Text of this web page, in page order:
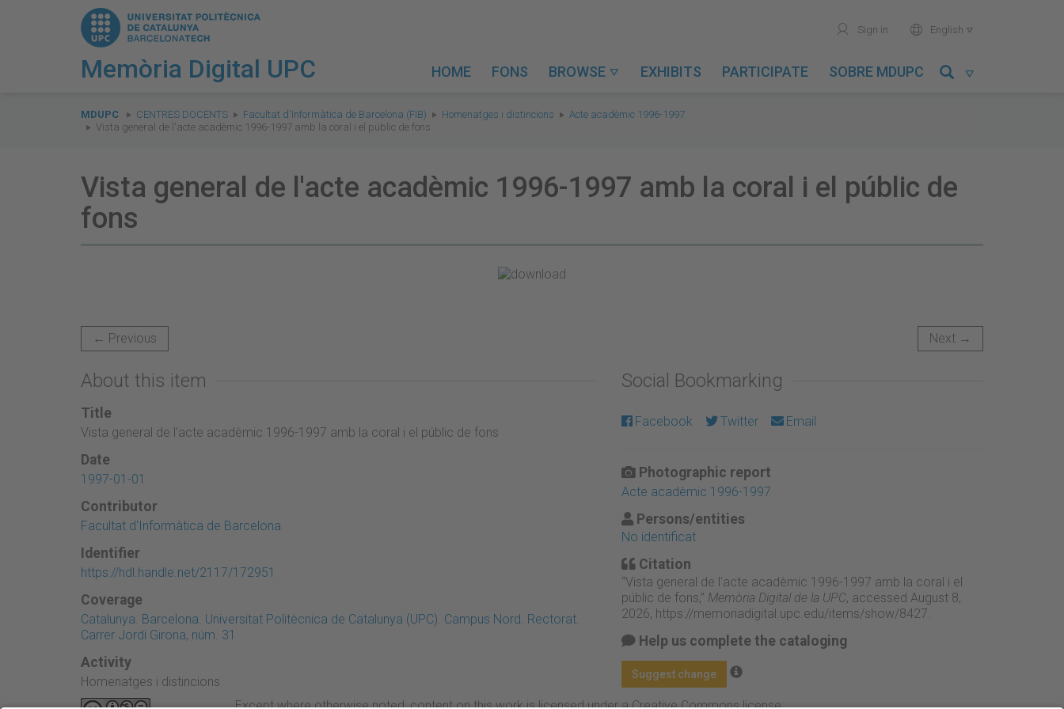
Memòria Digital UPC
user Sign in world English 
HOME FONS BROWSE  EXHIBITS PARTICIPATE SOBRE MDUPC 
are
here:
MDUPC CENTRES DOCENTS Facultat d'Informàtica de Barcelona (FIB) Homenatges i distincions
Acte acadèmic 1996-1997
Vista general de l'acte acadèmic 1996-1997 amb la coral i el públic de fons
Vista general de l'acte acadèmic 1996-1997 amb la coral i el públic de
fons
← Previous Next →
About this item
Title
Vista general de l'acte acadèmic 1996-1997 amb la coral i el públic de fons
Date
1997-01-01
Contributor
Facultat d'Informàtica de Barcelona
Identifier
https://hdl.handle.net/2117/172951
Coverage
Catalunya. Barcelona. Universitat Politècnica de Catalunya (UPC). Campus Nord. Rectorat.
Carrer Jordi Girona, núm. 31
Activity
Homenatges i distincions
Social Bookmarking
Facebook Twitter Email
Photographic report
Acte acadèmic 1996-1997
Persons/entities
No identificat
Citation
“Vista general de l'acte acadèmic 1996-1997 amb la coral i el
públic de fons,” Memòria Digital de la UPC, accessed August 8,
2026, https://memoriadigital.upc.edu/items/show/8427
Help us complete the cataloging
Suggest change
Except where otherwise noted, content on this work is licensed under a Creative Commons license: